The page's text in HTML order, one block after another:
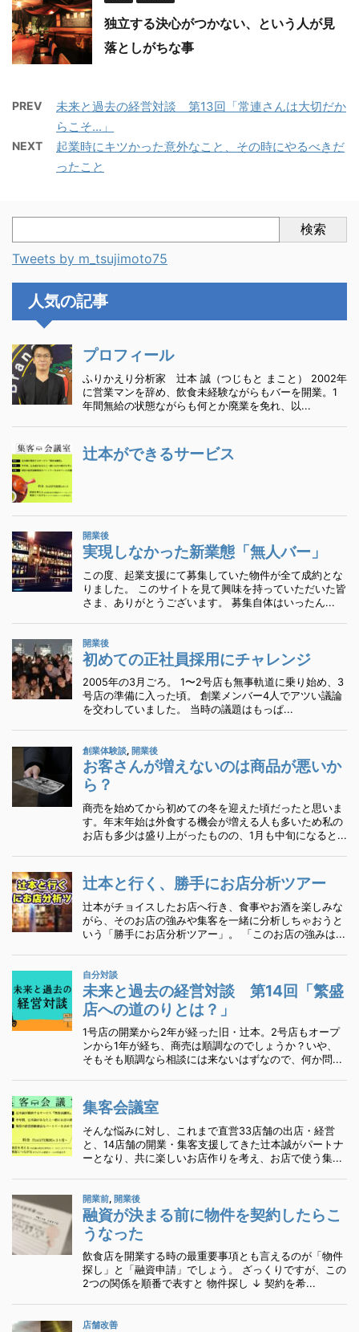
独立する決心がつかない、という人が見
落としがちな事
PREV
未来と過去の経営対談 第13回「常連さんは大切だか
らこそ...」
NEXT
起業時にキツかった意外なこと、その時にやるべきだ
ったこと
検索
Tweets by m_tsujimoto75
人気の記事